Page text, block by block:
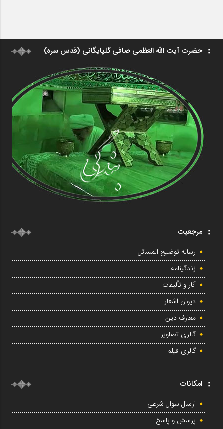
حضرت آیت الله العظمی صافی گلپایگانی (قدس سره)
مرجعیت
رساله توضیح المسائل
زندگینامه
آثار و تألیفات
دیوان اشعار
معارف دین
گالری تصاویر
گالری فیلم
امکانات
ارسال سوال شرعی
پرسش و پاسخ